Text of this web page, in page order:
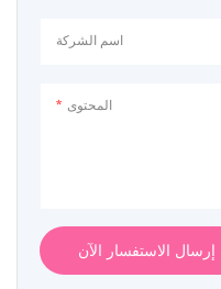
اسم الشركة
المحتوى
إرسال الاستفسار الآن